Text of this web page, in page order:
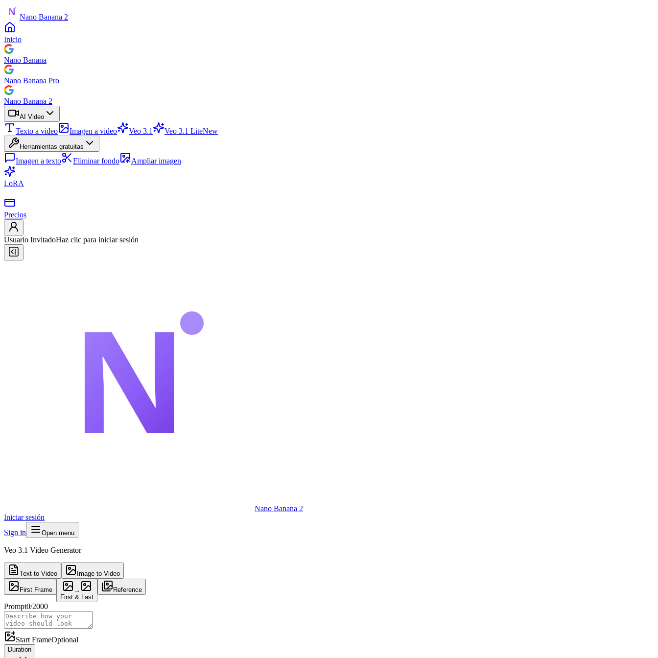
Nano Banana 2
Inicio
Nano Banana
Nano Banana Pro
Nano Banana 2
AI Video
Texto a video Imagen a video Veo 3.1 Veo 3.1 LiteNew
Herramientas gratuitas
Imagen a texto Eliminar fondo Ampliar imagen
LoRA
Precios
Usuario InvitadoHaz clic para iniciar sesión
Nano Banana 2
Iniciar sesión
Sign in
Open menu
Veo 3.1 Video Generator
Text to Video Image to Video
First Frame
→
First & Last
Reference
Prompt0/2000
Start FrameOptional
Duration